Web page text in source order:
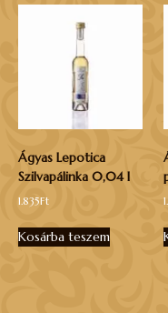
Ágyas Lepotica
Szilvapálinka 0,04 l
1.835Ft
Kosárba teszem